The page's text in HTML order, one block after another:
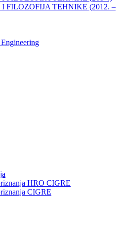
I FILOZOFIJA TEHNIKE (2012. –
HRO CIGRE
CIGRE